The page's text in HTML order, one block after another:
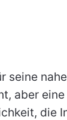
seine
aber
die